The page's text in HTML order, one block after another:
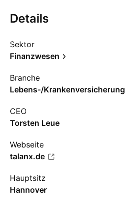
Details
Sektor
Finanzwesen
Branche
Lebens-/Krankenversicherung
CEO
Torsten Leue
Webseite
talanx.de
Hauptsitz
Hannover